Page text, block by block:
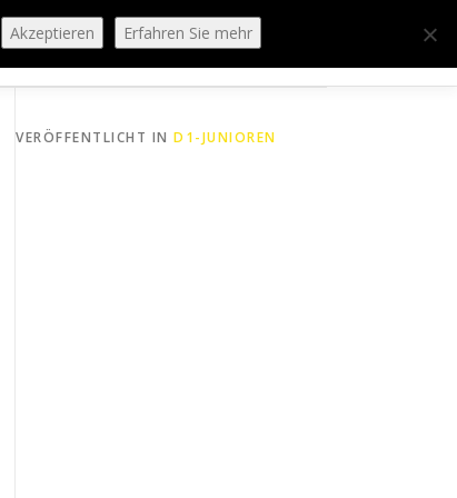
SPORTHEIM „LA CASA“
VERÖFFENTLICHT IN D1-JUNIOREN
Akzeptieren Erfahren Sie mehr